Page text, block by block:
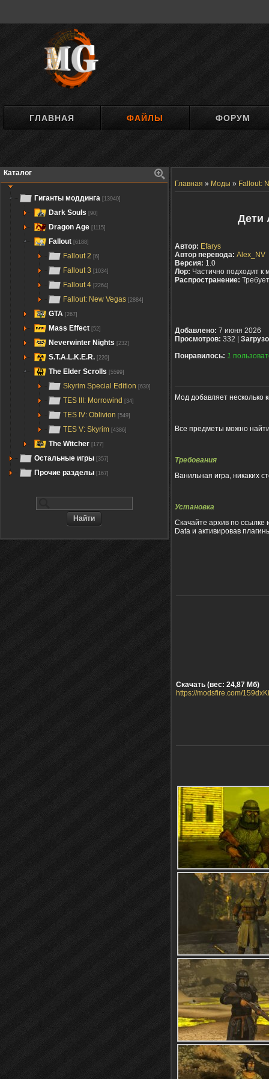
ГЛАВНАЯ ФАЙЛЫ ФОРУМ
Каталог
Гиганты моддинга [13940]
Dark Souls [90]
Dragon Age [1115]
Fallout [6188]
Fallout 2 [6]
Fallout 3 [1034]
Fallout 4 [2264]
Fallout: New Vegas [2884]
GTA [267]
Mass Effect [52]
Neverwinter Nights [232]
S.T.A.L.K.E.R. [220]
The Elder Scrolls [5599]
Skyrim Special Edition [630]
TES III: Morrowind [34]
TES IV: Oblivion [549]
TES V: Skyrim [4386]
The Witcher [177]
Остальные игры [357]
Прочие разделы [167]
Главная » Моды » Fallout:
Дети
Автор: Efarys
Автор перевода: Alex_NV
Версия: 1.0
Лор: Частично подходит к
Распространение:
Добавлено: 7 июня 2026
Просмотров: 332 |
Понравилось: 1
Мод добавляет несколько
Все предметы можно
Требования
Ванильная игра, никаких
Установка
Скачайте архив по
Data и активировав
Скачать (вес: 24,87 Мб)
https://modsfire.com/